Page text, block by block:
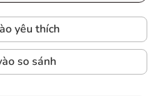
yêu thích
so sánh